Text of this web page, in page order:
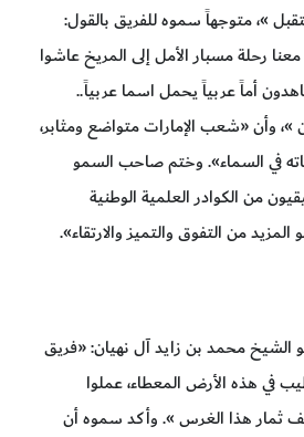
»، متوجهاً سموه للفريق بالقول:
رحلة مسبار الأمل إلى المريخ عاشوا
أماً عربياً يحمل اسما عربياً..
»، وأن «شعب الإمارات متواضع ومثابر،
في السماء». وختم صاحب السمو
من الكوادر العلمية الوطنية
من التفوق والتميز والارتقاء».
محمد بن زايد آل نهيان: «فريق
في هذه الأرض المعطاء، عملوا
ثمار هذا الغرس ». وأكد سموه أن